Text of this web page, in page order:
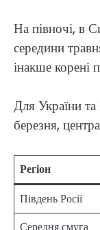
На півночі, в
середини
інакше корені
Для України та
березня,
Регіон
Південь Росії
Середня смуга